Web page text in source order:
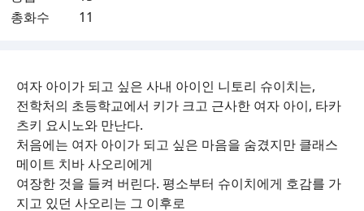
총화수
11
여자 아이가 되고 싶은 사내 아이인 니토리 슈이치는,
전학처의 초등학교에서 키가 크고 근사한 여자 아이, 타카
츠키 요시노와 만난다.
처음에는 여자 아이가 되고 싶은 마음을 숨겼지만 클래스
메이트 치바 사오리에게
여장한 것을 들켜 버린다. 평소부터 슈이치에게 호감를 가
지고 있던 사오리는 그 이후로